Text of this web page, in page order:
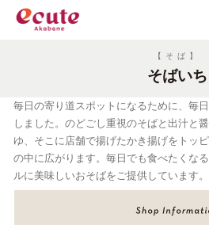
【そば】
そばいち
毎日の寄り道スポットになるために、毎
しました。のどごし重視のそばと出汁と
ゆ、そこに店舗で揚げたかき揚げをトッ
の中に広がります。毎日でも食べたくな
ルに美味しいおそばをご提供しています。